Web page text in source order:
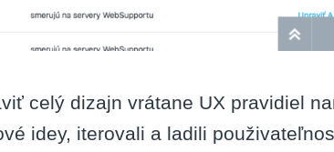
celý dizajn vrátane UX pravidiel
idey, iterovali a ladili